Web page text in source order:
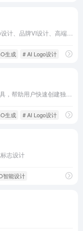
生成 # AI Logo设计
生成 # AI Logo设计
志设计
智能设计